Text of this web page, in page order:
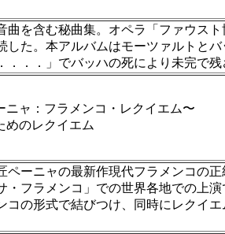
世界
曲を含む秘曲集。オペラ「ファウス
た。本アルバムはモーツァルトと
．．」でバッハの死により未完で
ニャ：フラメンコ・レクイエム〜
のレクイエム
ーニャの最新作現代フラメンコの
フラメンコ」での世界各地での上
コの形式で結びつけ、同時にレクイ